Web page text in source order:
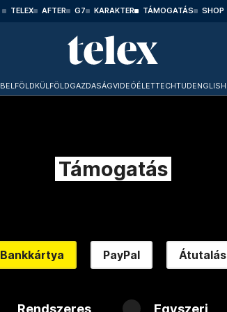
TELEX AFTER G7 KARAKTER TÁMOGATÁS SHOP
BELFÖLDKÜLFÖLDGAZDASÁGVIDEÓÉLETTECHTUDENGLISH
Támogatás
Bankkártya PayPal Átutalás
Rendszeres Egyszeri